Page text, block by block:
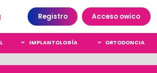
Registro Acceso owico
IMPLANTOLOGÍA ORTODONCIA